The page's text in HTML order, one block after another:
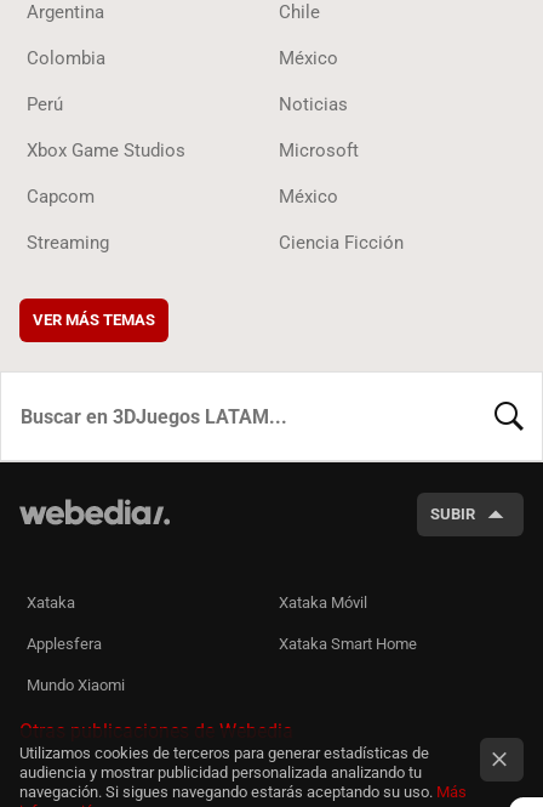
Argentina Chile
Colombia México
Perú Noticias
Xbox Game Studios Microsoft
Capcom México
Streaming Ciencia Ficción
VER MÁS TEMAS
SUBIR
Xataka Xataka Móvil
Applesfera Xataka Smart Home
Mundo Xiaomi
Otras publicaciones de Webedia
Utilizamos cookies de terceros para generar estadísticas de
audiencia y mostrar publicidad personalizada analizando tu
navegación. Si sigues navegando estarás aceptando su uso. Más